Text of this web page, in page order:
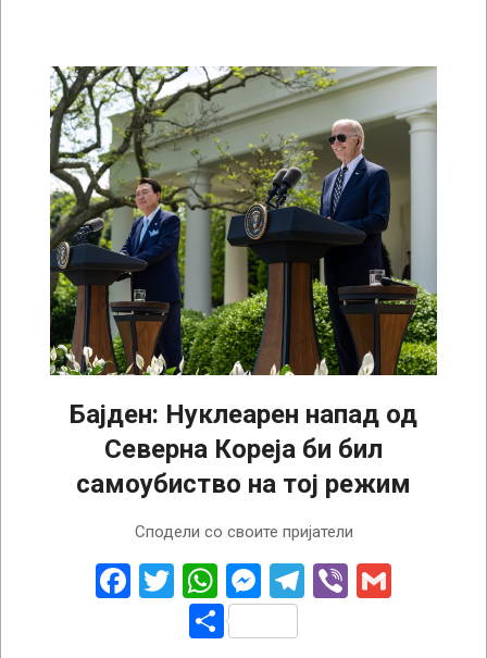
Бајден: Нуклеарен напад од
Северна Кореја би бил
самоубиство на тој режим
Сподели со своите пријатели
Facebook
Twitter
WhatsApp
Messenger
Telegram
Viber
Share